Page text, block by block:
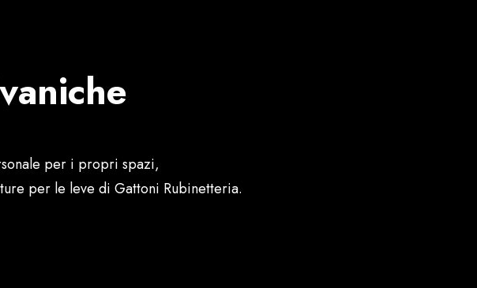
per i propri spazi,
per le leve di Gattoni Rubinetteria.